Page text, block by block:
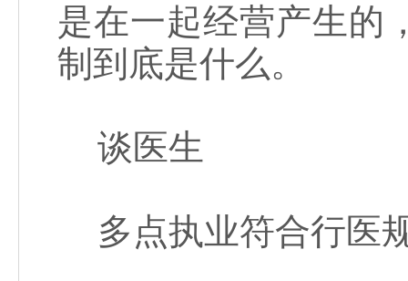
是在一起经营产生的
制到底是什么。
谈医生
多点执业符合行医